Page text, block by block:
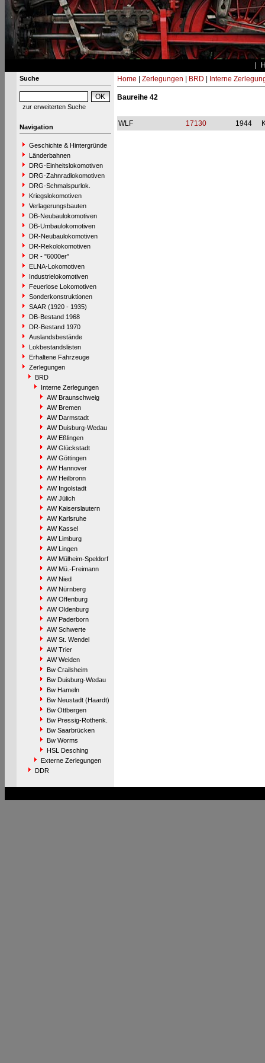
Suche
zur erweiterten Suche
Navigation
Geschichte & Hintergründe
Länderbahnen
DRG-Einheitslokomotiven
DRG-Zahnradlokomotiven
DRG-Schmalspurlok.
Kriegslokomotiven
Verlagerungsbauten
DB-Neubaulokomotiven
DB-Umbaulokomotiven
DR-Neubaulokomotiven
DR-Rekolokomotiven
DR - "6000er"
ELNA-Lokomotiven
Industrielokomotiven
Feuerlose Lokomotiven
Sonderkonstruktionen
SAAR (1920 - 1935)
DB-Bestand 1968
DR-Bestand 1970
Auslandsbestände
Lokbestandslisten
Erhaltene Fahrzeuge
Zerlegungen
BRD
Interne Zerlegungen
AW Braunschweig
AW Bremen
AW Darmstadt
AW Duisburg-Wedau
AW Eßlingen
AW Glückstadt
AW Göttingen
AW Hannover
AW Heilbronn
AW Ingolstadt
AW Jülich
AW Kaiserslautern
AW Karlsruhe
AW Kassel
AW Limburg
AW Lingen
AW Mülheim-Speldorf
AW Mü.-Freimann
AW Nied
AW Nürnberg
AW Offenburg
AW Oldenburg
AW Paderborn
AW Schwerte
AW St. Wendel
AW Trier
AW Weiden
Bw Crailsheim
Bw Duisburg-Wedau
Bw Hameln
Bw Neustadt (Haardt)
Bw Ottbergen
Bw Pressig-Rothenk.
Bw Saarbrücken
Bw Worms
HSL Desching
Externe Zerlegungen
DDR
Home Zerlegungen BRD Interne
Baureihe 42
WLF 17130 1944